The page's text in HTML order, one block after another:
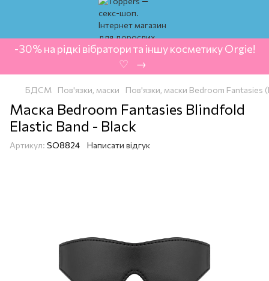
-30% на рідкі вібратори та іншу косметику Orgie!
‍ ♡ ‍ → ‍
БДСМ Пов'язки, маски Пов'язки, маски Bedroom Fantasies
Маска Bedroom Fantasies Blindfold
Elastic Band - Black
Артикул: SO8824 Написати відгук